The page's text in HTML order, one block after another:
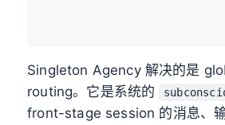
Singleton Agency 解决的是
routing。它是系统的
front-stage session 的消息、